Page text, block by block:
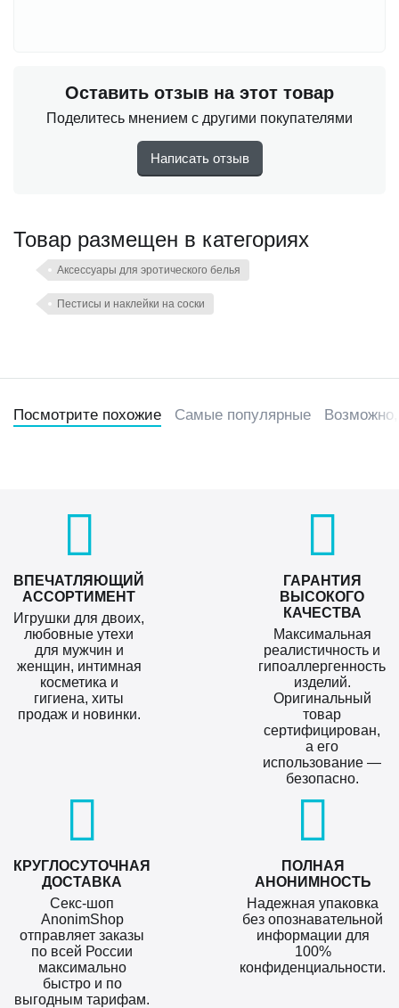
Оставить отзыв на этот товар
Поделитесь мнением с другими покупателями
Написать отзыв
Товар размещен в категориях
Аксессуары для эротического белья
Пестисы и наклейки на соски
Посмотрите похожие Самые популярные Возможно,
ВПЕЧАТЛЯЮЩИЙ
АССОРТИМЕНТ
Игрушки для двоих,
любовные утехи
для мужчин и
женщин, интимная
косметика и
гигиена, хиты
продаж и новинки.
ГАРАНТИЯ
ВЫСОКОГО
КАЧЕСТВА
Максимальная
реалистичность и
гипоаллергенность
изделий.
Оригинальный
товар
сертифицирован,
а его
использование —
безопасно.
КРУГЛОСУТОЧНАЯ
ДОСТАВКА
Секс-шоп
AnonimShop
отправляет заказы
по всей России
максимально
быстро и по
выгодным тарифам.
ПОЛНАЯ
АНОНИМНОСТЬ
Надежная упаковка
без опознавательной
информации для
100%
конфиденциальности.